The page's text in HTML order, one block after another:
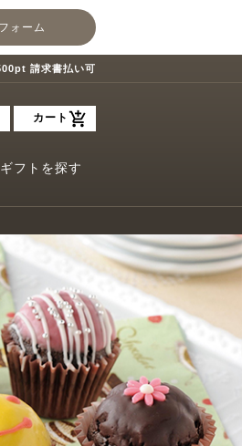
ォーム
請求書払い可
カート
フトを探す